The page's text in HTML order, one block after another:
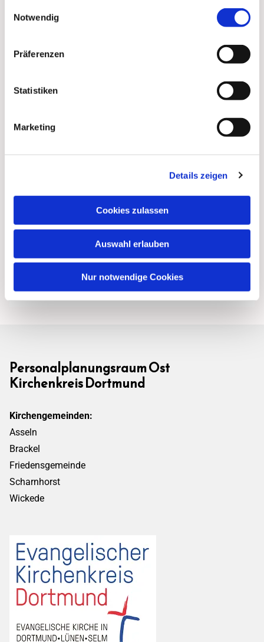
Notwendig
Präferenzen
Statistiken
Marketing
Details zeigen
Cookies zulassen
Auswahl erlauben
Nur notwendige Cookies
Personalplanungsraum Ost
Kirchenkreis Dortmund
Kirchengemeinden:
Asseln
Brackel
Friedensgemeinde
Scharnhorst
Wickede